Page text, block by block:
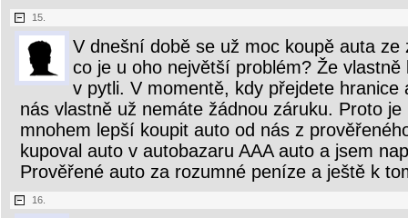
15.
V dnešní době se už moc koupě auta
co je u oho největší problém? Že
v pytli. V momentě, kdy přejdete
nás vlastně už nemáte žádnou záruku. Proto
mnohem lepší koupit auto od nás z
kupoval auto v autobazaru AAA auto a jsem
Prověřené auto za rozumné peníze a ještě k
16.